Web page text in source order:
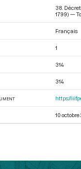
38.
1799) —
Français
1
314
314
https://
10 octobre